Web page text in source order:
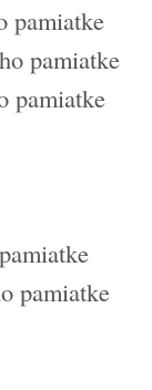
pamiatke
pamiatke
pamiatke
pamiatke